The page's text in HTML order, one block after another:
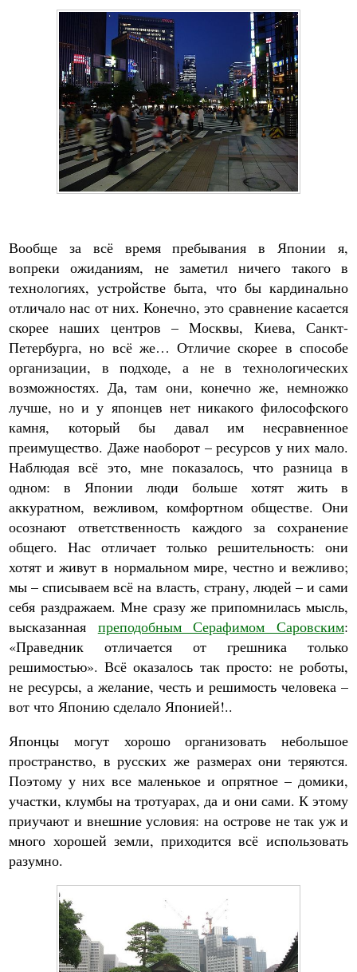
Вообще за всё время пребывания в Японии я,
вопреки ожиданиям, не заметил ничего такого в
технологиях, устройстве быта, что бы кардинально
отличало нас от них. Конечно, это сравнение касается
скорее наших центров – Москвы, Киева, Санкт-
Петербурга, но всё же… Отличие скорее в способе
организации, в подходе, а не в технологических
возможностях. Да, там они, конечно же, немножко
лучше, но и у японцев нет никакого философского
камня, который бы давал им несравненное
преимущество. Даже наоборот – ресурсов у них мало.
Наблюдая всё это, мне показалось, что разница в
одном: в Японии люди больше хотят жить в
аккуратном, вежливом, комфортном обществе. Они
осознают ответственность каждого за сохранение
общего. Нас отличает только решительность: они
хотят и живут в нормальном мире, честно и вежливо;
мы – списываем всё на власть, страну, людей – и сами
себя раздражаем. Мне сразу же припомнилась мысль,
высказанная преподобным Серафимом Саровским:
«Праведник отличается от грешника только
решимостью». Всё оказалось так просто: не роботы,
не ресурсы, а желание, честь и решимость человека –
вот что Японию сделало Японией!..
Японцы могут хорошо организовать небольшое
пространство, в русских же размерах они теряются.
Поэтому у них все маленькое и опрятное – домики,
участки, клумбы на тротуарах, да и они сами. К этому
приучают и внешние условия: на острове не так уж и
много хорошей земли, приходится всё использовать
разумно.